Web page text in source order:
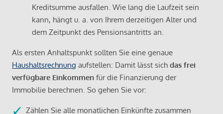
Kreditsumme ausfallen. Wie lang die Laufzeit sein
kann, hängt u. a. von Ihrem derzeitigen Alter und
dem Zeitpunkt des Pensionsantritts an.
Als ersten Anhaltspunkt sollten Sie eine genaue
Haushaltsrechnung aufstellen: Damit lässt sich das frei
verfügbare Einkommen für die Finanzierung der
Immobilie berechnen. So gehen Sie vor:
Zählen Sie alle monatlichen Einkünfte zusammen